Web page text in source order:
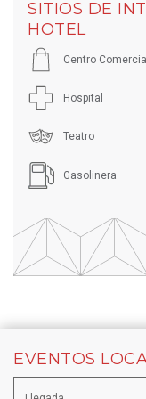
SITIOS DE
HOTEL
Centro Comercial
Hospital
Teatro
Gasolinera
EVENTOS